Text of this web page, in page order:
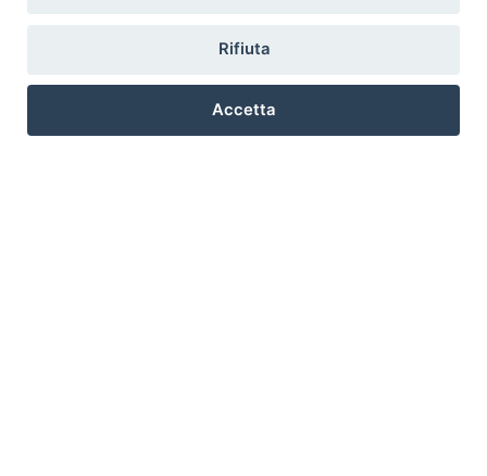
Rifiuta
Accetta